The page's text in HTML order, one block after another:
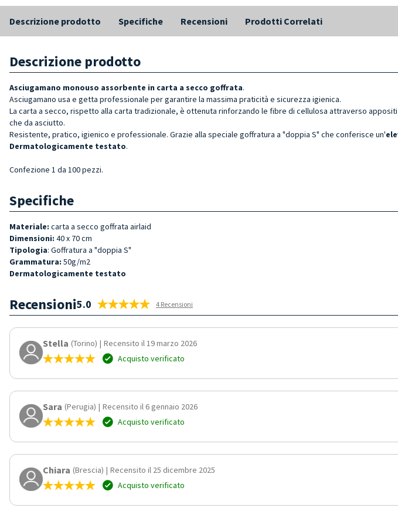
Descrizione prodotto Specifiche Recensioni Prodotti Correlati
Descrizione prodotto
Asciugamano monouso assorbente in carta a secco goffrata.
Asciugamano usa e getta professionale per garantire la massima praticità e sicurezza igienica.
La carta a secco, rispetto alla carta tradizionale, è ottenuta rinforzando le fibre di cellulosa attraverso
che da asciutto.
Resistente, pratico, igienico e professionale. Grazie alla speciale goffratura a "doppia S" che conferisce un'
Dermatologicamente testato.
Confezione 1 da 100 pezzi.
Specifiche
Materiale: carta a secco goffrata airlaid
Dimensioni: 40 x 70 cm
Tipologia: Goffratura a "doppia S"
Grammatura: 50g/m2
Dermatologicamente testato
Recensioni5.0 4 Recensioni
Stella (Torino) | Recensito il 19 marzo 2026
Acquisto verificato
Sara (Perugia) | Recensito il 6 gennaio 2026
Acquisto verificato
Chiara (Brescia) | Recensito il 25 dicembre 2025
Acquisto verificato